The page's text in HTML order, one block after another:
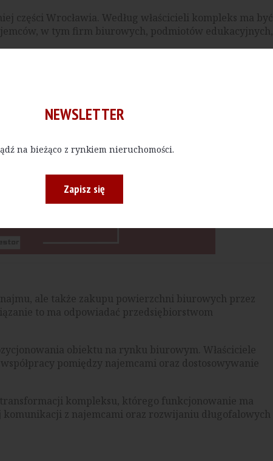
części Wrocławia. Według właścicieli kompleks ma być
w tym firm biurowych, podmiotów edukacyjnych,
stawiając na bardziej elastyczne modele
i strategię wynajmu odpowiada firma Propwave
najemców
ale także zakupu powierzchni biurowych przez
to ma odpowiadać przedsiębiorstwom
obiektu na rynku biurowym. Właściciele
pomiędzy najemcami oraz dostosowywanie
kompleksu, którego funkcjonowanie ma
z najemcami oraz rozwijaniu długofalowych
NEWSLETTER
na bieżąco z rynkiem nieruchomości.
Zapisz się